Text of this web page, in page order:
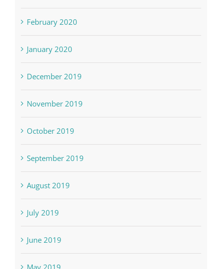
February 2020
January 2020
December 2019
November 2019
October 2019
September 2019
August 2019
July 2019
June 2019
May 2019